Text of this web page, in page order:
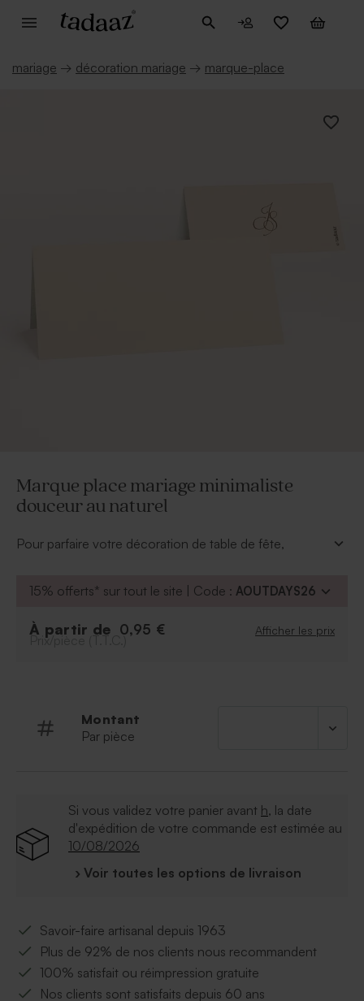
mariage → décoration mariage → marque-place
Marque place mariage minimaliste
douceur au naturel
Pour parfaire votre décoration de table de fête,
Grâce à notre outil de personnalisation, ajoutez vos
pourrez ensuite ajouter le prénom de chaque convive
15% offerts* sur tout le site | Code : AOUTDAYS26
À partir de 0,95 € Afficher les prix
Prix/pièce (T.T.C.)
Montant
Par pièce
Si vous validez votre panier avant h, la date
d'expédition de votre commande est estimée au
10/08/2026
› Voir toutes les options de livraison
Savoir-faire artisanal depuis 1963
Plus de 92% de nos clients nous recommandent
100% satisfait ou réimpression gratuite
Nos clients sont satisfaits depuis 60 ans